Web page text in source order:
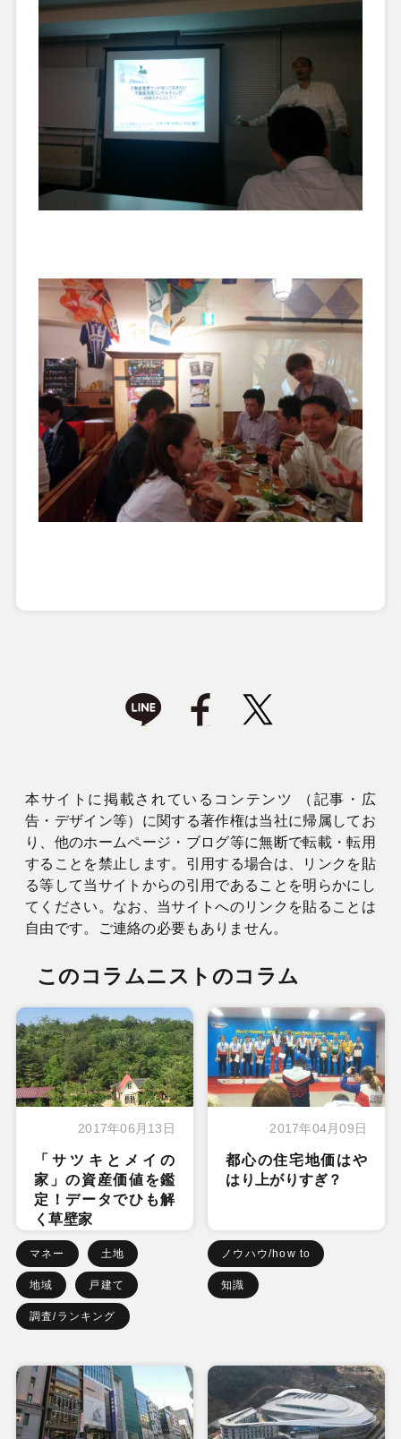
本サイトに掲載されているコンテンツ （記事・広
告・デザイン等）に関する著作権は当社に帰属してお
り、他のホームページ・ブログ等に無断で転載・転用
することを禁止します。引用する場合は、リンクを貼
る等して当サイトからの引用であることを明らかにし
てください。なお、当サイトへのリンクを貼ることは
自由です。ご連絡の必要もありません。
このコラムニストのコラム
2017年06月13日
「サツキとメイの
家」の資産価値を鑑
定！データでひも解
く草壁家
マネー 土地
地域 戸建て
調査/ランキング
2017年04月09日
都心の住宅地価はや
はり上がりすぎ？
ノウハウ/how to
知識